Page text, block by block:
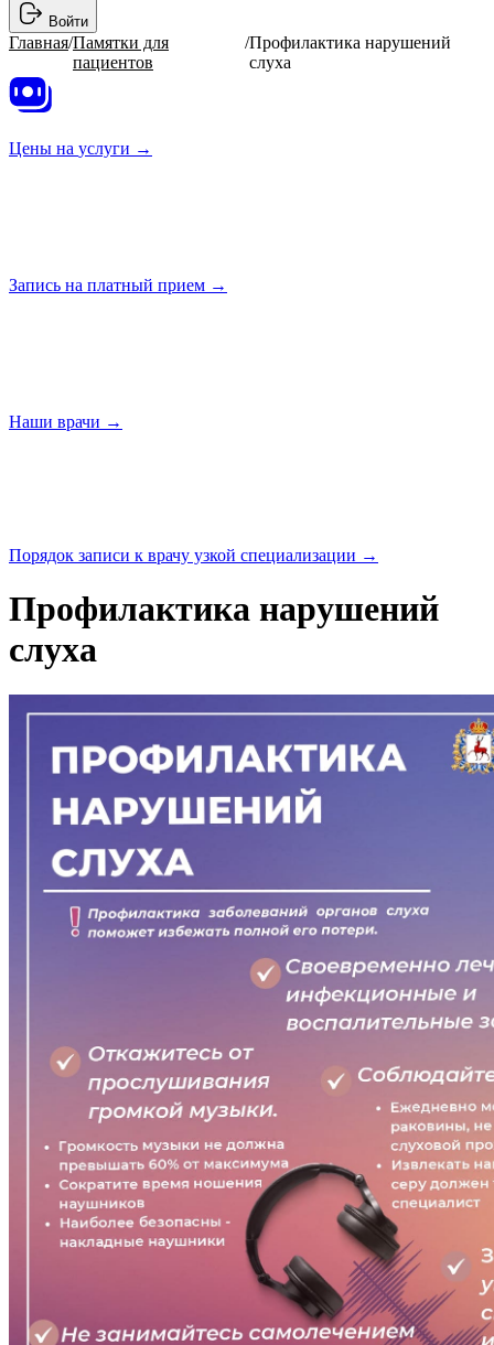
Войти
Главная/Памятки для
пациентов
/Профилактика нарушений
слуха
Цены на услуги →
Запись на платный прием →
Наши врачи →
Порядок записи к врачу узкой специализации →
Профилактика нарушений
слуха